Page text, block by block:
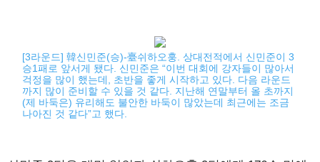
[3라운드] 韓신민준(승)-臺쉬하오훙. 상대전적에서 신민준이 3
승1패로 앞서게 됐다. 신민준은 “이번 대회에 강자들이 많아서
걱정을 많이 했는데, 초반을 좋게 시작하고 있다. 다음 라운드
까지 많이 준비할 수 있을 것 같다. 지난해 연말부터 올 초까지
(제 바둑은) 유리해도 불안한 바둑이 많았는데 최근에는 조금
나아진 것 같다”고 했다.